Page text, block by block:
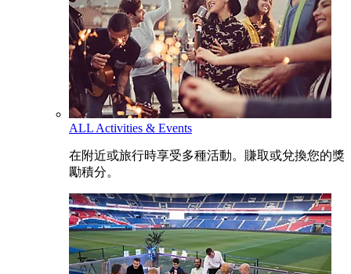
ALL Activities & Events
在附近或旅行時享受多種活動。賺取或兌換您的獎
勵積分。